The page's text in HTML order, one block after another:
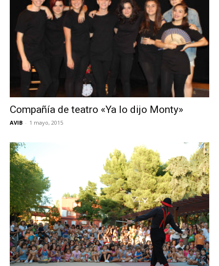
Compañía de teatro «Ya lo dijo Monty»
AVIB - 1 mayo, 2015